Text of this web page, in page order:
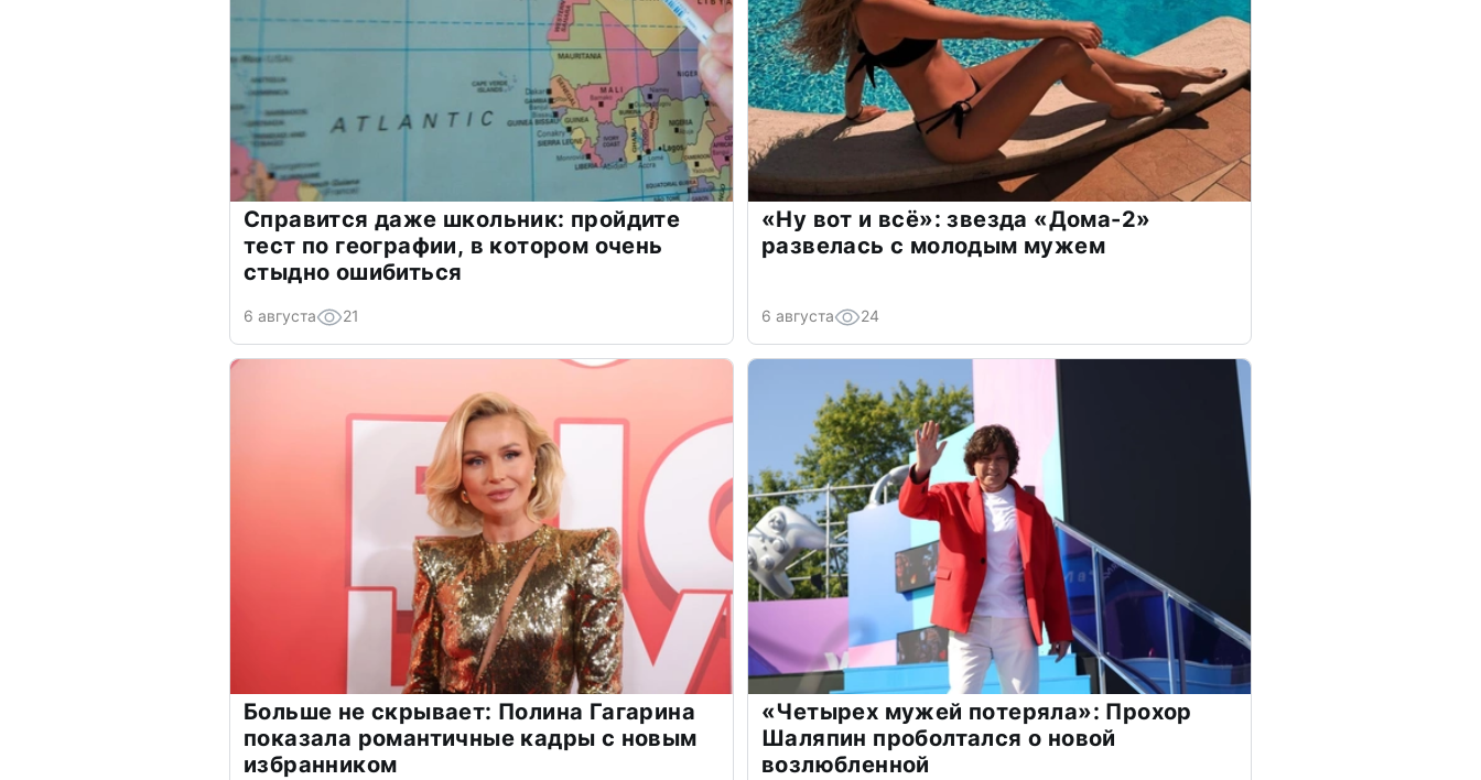
Справится даже школьник: пройдите
тест по географии, в котором очень
стыдно ошибиться
6 августа 21
«Ну вот и всё»: звезда «Дома-2»
развелась с молодым мужем
6 августа 24
Больше не скрывает: Полина Гагарина
показала романтичные кадры с новым
избранником
«Четырех мужей потеряла»: Прохор
Шаляпин проболтался о новой
возлюбленной